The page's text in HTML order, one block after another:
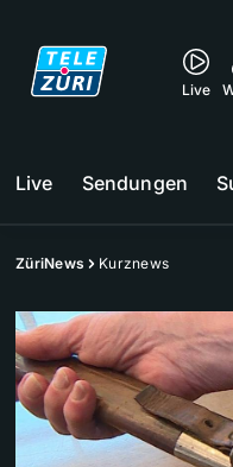
Live
Live Sendungen
ZüriNews Kurznews